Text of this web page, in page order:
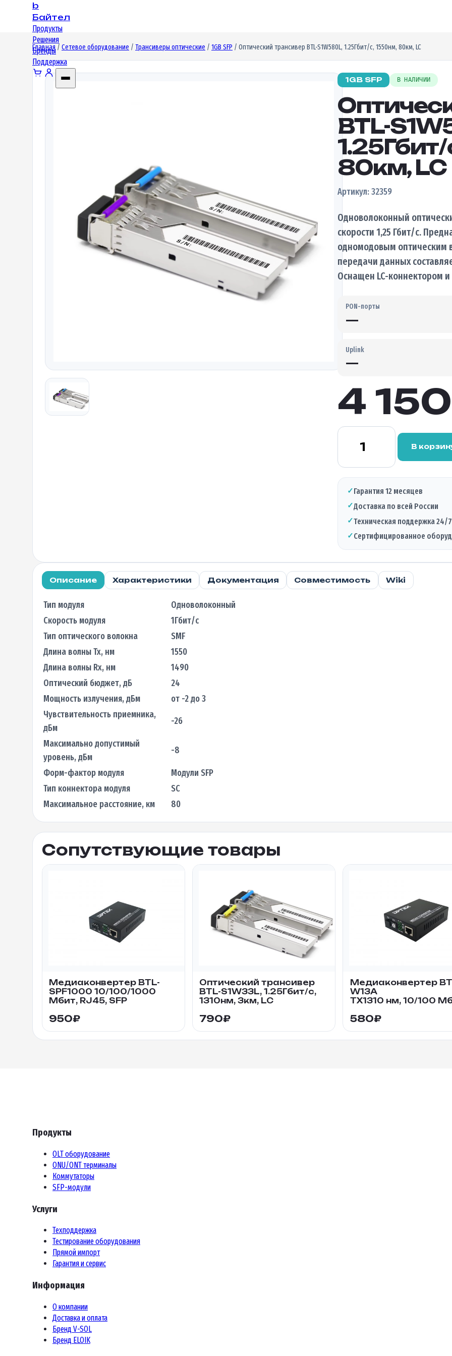
b
Байтел
Продукты
Решения
Бренды
Поддержка
Главная/ Сетевое оборудование / Трансиверы оптические / 1GB SFP / Оптический трансивер BTL-S1W580L, 1.25Гбит/c, 1550нм, 80км, LC
1GB SFP В НАЛИЧИИ
BTL-
80км, LC
Артикул: 32359
Одноволоконный
скорости 1,25 Гбит/с.
одномодовым оптическим
передачи данных
Оснащен LC-коннектором
PON-порты
—
Uplink
—
4 150
Количество
Оптический
трансивер
BTL-
S1W580L,
1.25Гбит/c,
1550нм,
80км,
В
✓Гарантия 12 месяцев
✓Доставка по всей России
✓Техническая поддержка 24/7
✓Сертифицированное
Описание Характеристики Документация Совместимость Wiki
Тип модуля
Одноволоконный
Скорость модуля
1Гбит/с
Тип оптического волокна
SMF
Длина волны Tx, нм
1550
Длина волны Rx, нм
1490
Оптический бюджет, дБ
24
Мощность излучения, дБм
от -2 до 3
Чувствительность приемника,
дБм
-26
Максимально допустимый
уровень, дБм
-8
Форм-фактор модуля
Модули SFP
Тип коннектора модуля
SC
Максимальное расстояние, км
80
Сопутствующие товары
Медиаконвертер BTL-
SPF1000 10/100/1000
Мбит, RJ45, SFP
950₽
Оптический трансивер
BTL-S1W33L, 1.25Гбит/c,
1310нм, 3км, LC
790₽
Медиаконвертер
W13A
TX1310 нм, 10/100
580₽
Продукты
OLT оборудование
ONU/ONT терминалы
Коммутаторы
SFP-модули
Услуги
Техподдержка
Тестирование оборудования
Прямой импорт
Гарантия и сервис
Информация
О компании
Доставка и оплата
Бренд V-SOL
Бренд ELOIK